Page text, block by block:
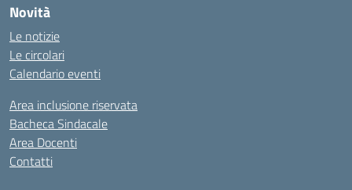
Novità
Le notizie
Le circolari
Calendario eventi
Area inclusione riservata
Bacheca Sindacale
Area Docenti
Contatti